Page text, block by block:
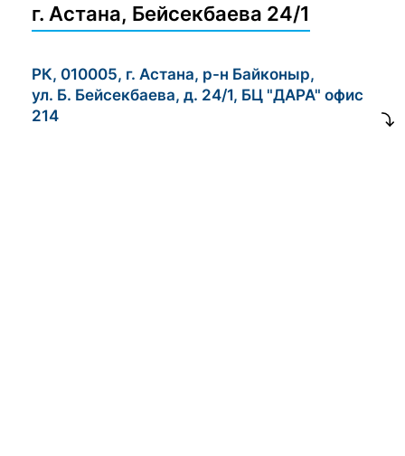
г. Астана, Бейсекбаева 24/1
РК, 010005, г. Астана, р-н Байконыр,
ул. Б. Бейсекбаева, д. 24/1, БЦ "ДАРА" офис
214